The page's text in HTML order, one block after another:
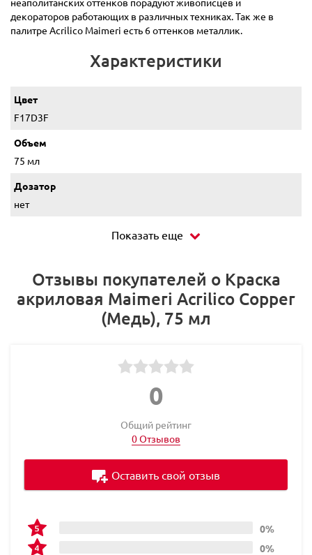
декораторов работающих в различных техниках. Так же в
палитре Acrilico Maimeri есть 6 оттенков металлик.
Характеристики
Цвет
F17D3F
Объем
75 мл
Дозатор
нет
Показать еще
Отзывы покупателей о Краска
акриловая Maimeri Acrilico Copper
(Медь), 75 мл
0
Общий рейтинг
0 Отзывов
0%
0%
Оставить свой отзыв